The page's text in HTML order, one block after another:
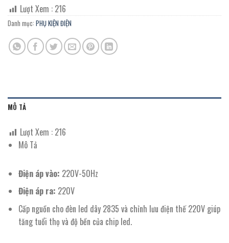
Lượt Xem : 216
Danh mục: PHỤ KIỆN ĐIỆN
MÔ TẢ
Lượt Xem : 216
Mô Tả
Điện áp vào: 220V-50Hz
Điện áp ra: 220V
Cấp nguồn cho đèn led dây 2835 và chỉnh lưu điện thế 220V giúp
tăng tuổi thọ và độ bền của chip led.